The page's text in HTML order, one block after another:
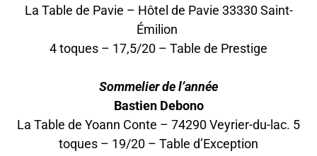
La Table de Pavie – Hôtel de Pavie 33330 Saint-
Émilion
4 toques – 17,5/20 – Table de Prestige
Sommelier de l’année
Bastien Debono
La Table de Yoann Conte – 74290 Veyrier-du-lac. 5
toques – 19/20 – Table d’Exception